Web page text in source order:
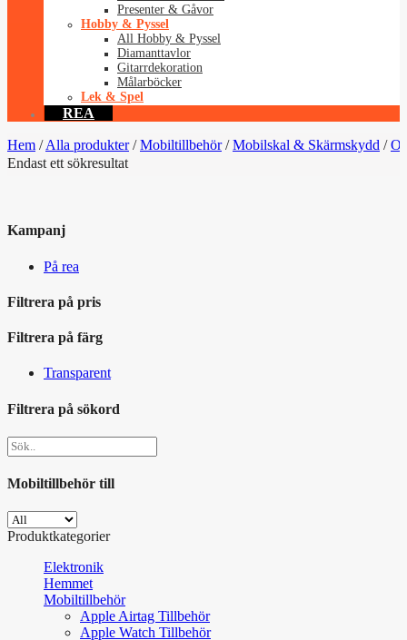
Presenter & Gåvor
Hobby & Pyssel
All Hobby & Pyssel
Diamanttavlor
Gitarrdekoration
Målarböcker
Lek & Spel
REA
Hem / Alla produkter / Mobiltillbehör / Mobilskal & Skärmskydd /
Endast ett sökresultat
Kampanj
På rea
Filtrera på pris
Filtrera på färg
Transparent
Filtrera på sökord
Mobiltillbehör till
Produktkategorier
Elektronik
Hemmet
Mobiltillbehör
Apple Airtag Tillbehör
Apple Watch Tillbehör